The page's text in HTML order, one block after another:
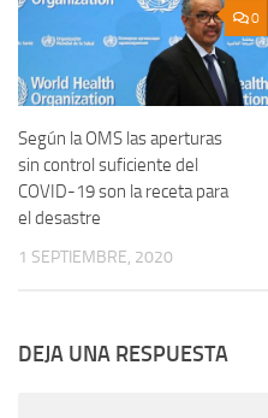
0
Según la OMS las aperturas
sin control suficiente del
COVID-19 son la receta para
el desastre
1 SEPTIEMBRE, 2020
DEJA UNA RESPUESTA